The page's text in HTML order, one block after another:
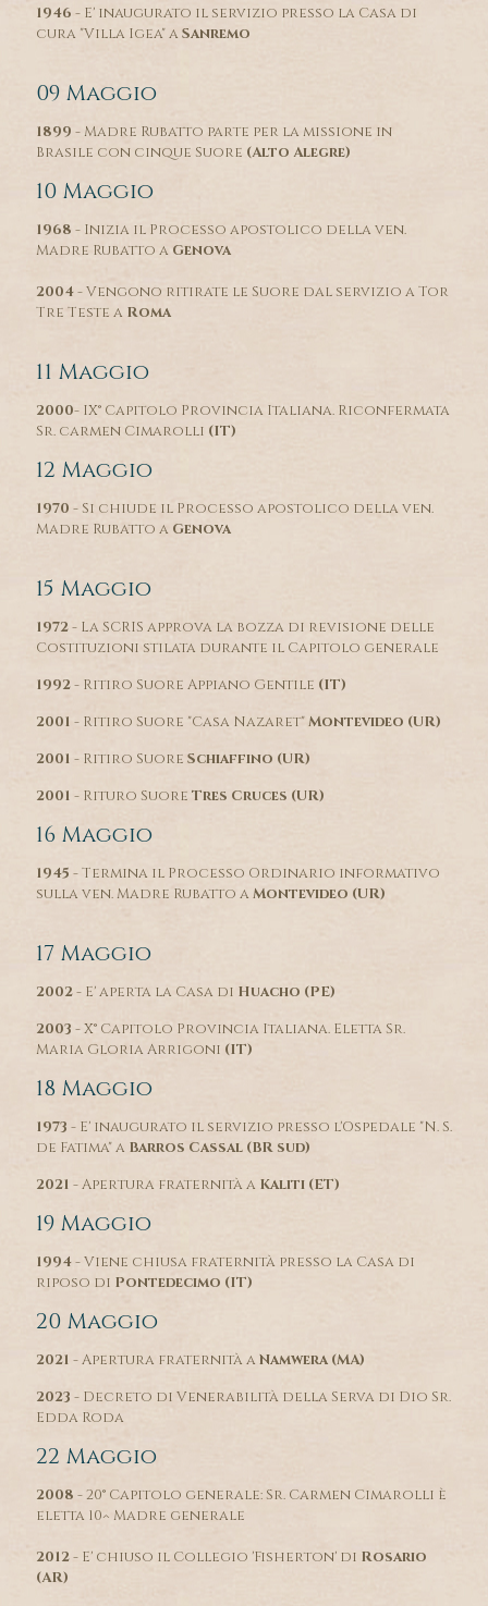
1946 - E' inaugurato il servizio presso la Casa di
cura "Villa Igea" a Sanremo
09 Maggio
1899 - Madre Rubatto parte per la missione in
Brasile con cinque Suore (Alto Alegre)
10 Maggio
1968 - Inizia il Processo apostolico della ven.
Madre Rubatto a Genova
2004- Vengono ritirate le Suore dal servizio a Tor
Tre Teste a Roma
11 Maggio
2000- IX° Capitolo Provincia Italiana. Riconfermata
Sr. carmen Cimarolli (IT)
12 Maggio
1970 - Si chiude il Processo apostolico della ven.
Madre Rubatto a Genova
15 Maggio
1972- La SCRIS approva la bozza di revisione delle
Costituzioni stilata durante il Capitolo generale
1992- Ritiro Suore Appiano Gentile (IT)
2001 - Ritiro Suore "Casa Nazaret"Montevideo (UR)
2001 - Ritiro Suore Schiaffino (UR)
2001 - Rituro Suore Tres Cruces (UR)
16 Maggio
1945 - Termina il Processo Ordinario informativo
sulla ven. Madre Rubatto a Montevideo (UR)
17 Maggio
2002- E' aperta la Casa di Huacho (PE)
2003 - X° Capitolo Provincia Italiana. Eletta Sr.
Maria Gloria Arrigoni (IT)
18 Maggio
1973 - E' inaugurato il servizio presso l'Ospedale "N. S.
de Fatima" a Barros Cassal (BR sud)
2021 - Apertura fraternità a Kaliti (ET)
19 Maggio
1994- Viene chiusa fraternità presso la Casa di
riposo di Pontedecimo (IT)
20 Maggio
2021 - Apertura fraternità a Namwera (MA)
2023 - Decreto di Venerabilità della Serva di Dio Sr.
Edda Roda
22 Maggio
2008 - 20° Capitolo generale: Sr. Carmen Cimarolli è
eletta 10^ Madre generale
2012- E' chiuso il Collegio 'Fisherton' di Rosario
(AR)